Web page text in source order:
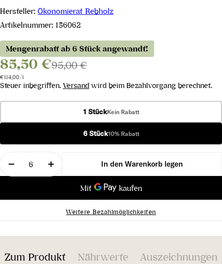
Hersteller: Ökonomierat Rebholz
Artikelnummer: 156062
Mengenrabatt ab 6 Stück angewandt!
85,50 €95,00 €
Stückpreis
€114,00/pro
l
Steuer inbegriffen. Versand wird beim Bezahlvorgang berechnet.
1 StückKein Rabatt
6 Stück10% Rabatt
Menge
Menge für Spätburgunder &quot;R&quot; im
Menge für Spätburgunder
In den Warenkorb legen
Weitere Bezahlmöglichkeiten
Zum Produkt Nährwerte Auszeichnungen